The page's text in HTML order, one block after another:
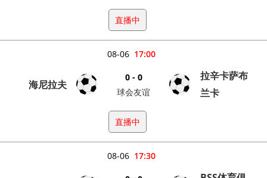
直播中
17:00
08-06
海尼拉夫
0 - 0
球会友谊
拉辛卡萨布
兰卡
直播中
17:30
08-06